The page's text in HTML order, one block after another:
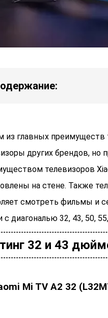
из главных преимуществ
других брендов,
телевизоров
на стене. Также
смотреть фильмы и
с диагональю 32, 43, 50,
32 и 43
Mi TV A2 32